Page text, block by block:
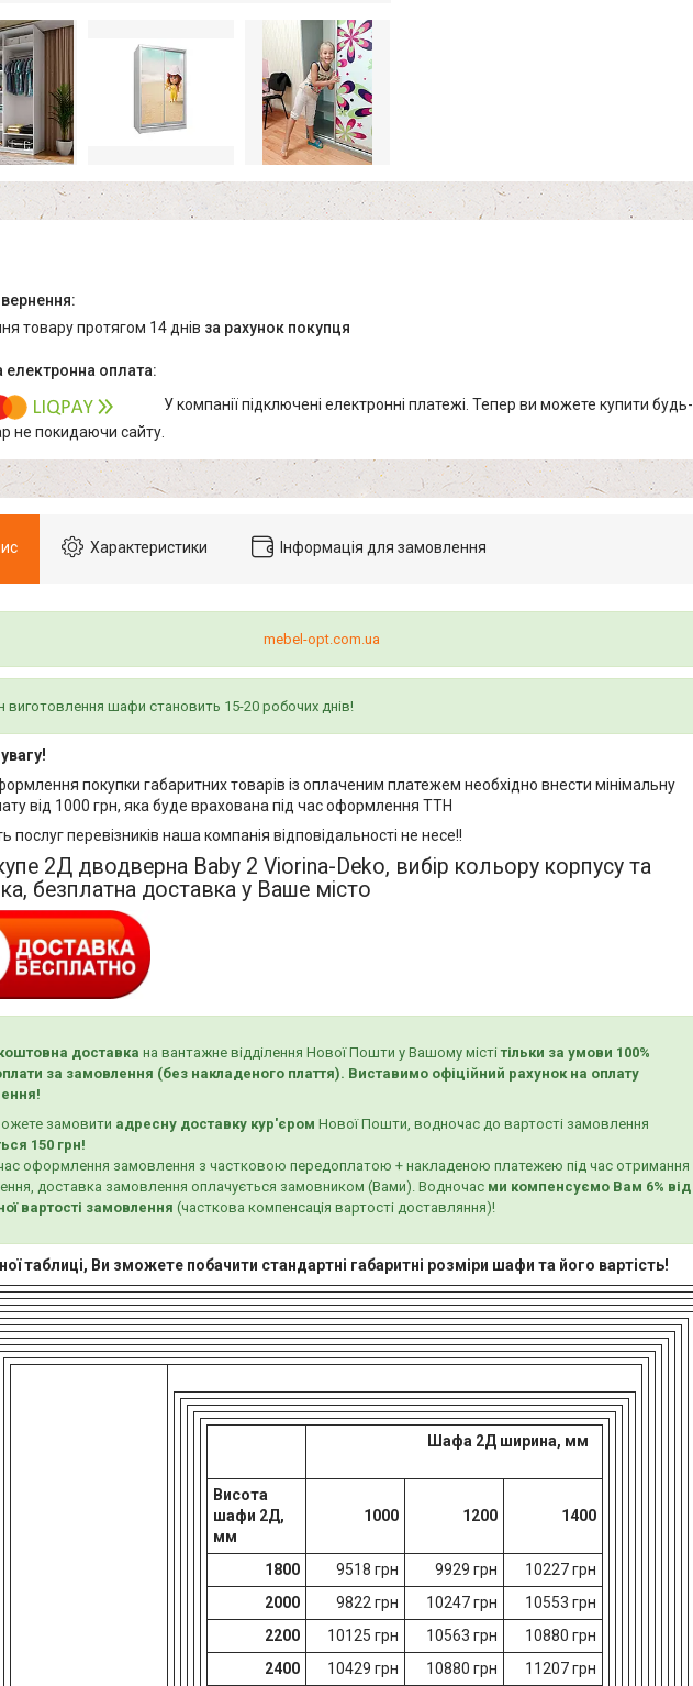
товару протягом 14 днів за рахунок покупця
У компанії підключені електронні платежі. Тепер ви можете купити будь-
не покидаючи сайту.
Характеристики Інформація для замовлення
mebel-opt.com.ua
виготовлення шафи становить 15-20 робочих днів!
покупки габаритних товарів із оплаченим платежем необхідно внести мінімальну
від 1000 грн, яка буде врахована під час оформлення ТТН
послуг перевізників наша компанія відповідальності не несе!!
2Д дводверна Baby 2 Viorina-Deko, вибір кольору корпусу та
безплатна доставка у Ваше місто
доставка на вантажне відділення Нової Пошти у Вашому містітільки за умови 100%
за замовлення (без накладеного плаття). Виставимо офіційний рахунок на оплату
замовити адресну доставку кур'єром Нової Пошти, водночас до вартості замовлення
150 грн!
оформлення замовлення з частковою передоплатою + накладеною платежею під час отримання
доставка замовлення оплачується замовником (Вами). Водночас ми компенсуємо Вам 6% від
вартості замовлення (часткова компенсація вартості доставляння)!
таблиці, Ви зможете побачити стандартні габаритні розміри шафи та його вартість!
Шафа 2Д ширина, мм
Висота
шафи 2Д,
мм
1000 1200 1400
1800 9518 грн 9929 грн
10227 грн
2000
9822 грн 10247 грн
10553 грн
2200
10125 грн 10563 грн
10880 грн
2400
10429 грн 10880 грн 11207 грн